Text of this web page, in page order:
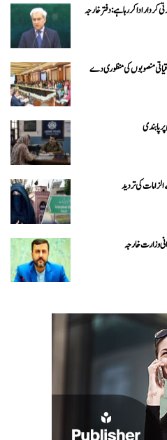
ادا کررہا ہے: دفتر خارجہ
منصوبوں کی منظوری دے
پابندی
کی تردید
وزارت خارجہ